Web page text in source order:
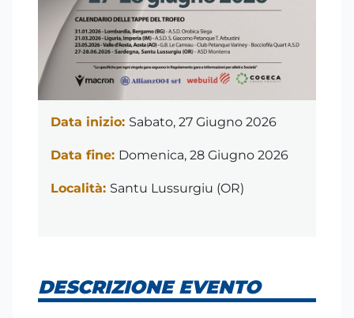
Data inizio: Sabato, 27 Giugno 2026
Data fine: Domenica, 28 Giugno 2026
Località: Santu Lussurgiu (OR)
DESCRIZIONE EVENTO